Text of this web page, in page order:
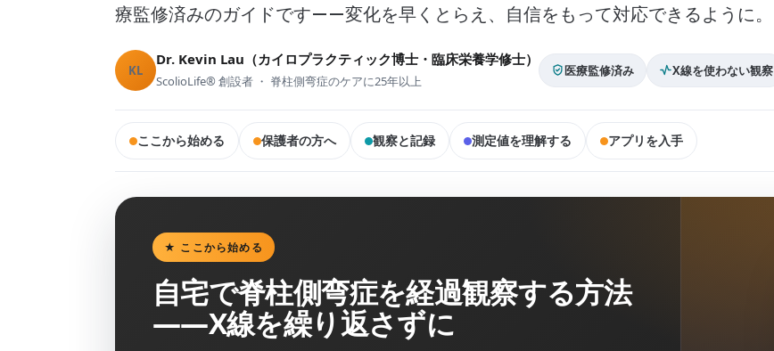
療監修済みのガイドです——変化を早くとらえ、自信をもって対応できるように。
KL
Dr. Kevin Lau（カイロプラクティック博士・臨床栄養学修士）
ScolioLife® 創設者 ・ 脊柱側弯症のケアに25年以上
医療監修済み X線を使わない観察
ここから始める 保護者の方へ 観察と記録 測定値を理解する アプリを入手
★ ここから始める
自宅で脊柱側弯症を経過観察する方法
——X線を繰り返さずに